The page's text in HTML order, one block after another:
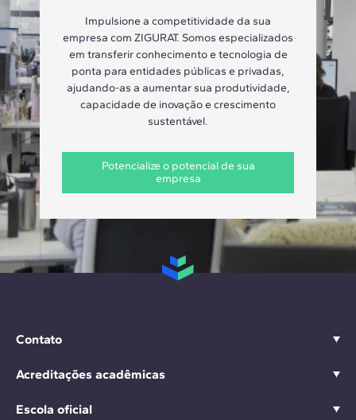
Impulsione a competitividade da sua
empresa com ZIGURAT. Somos especializados
em transferir conhecimento e tecnologia de
ponta para entidades públicas e privadas,
ajudando-as a aumentar sua produtividade,
capacidade de inovação e crescimento
sustentável.
Potencialize o potencial de sua
empresa
Contato
Acreditações acadêmicas
Escola oficial